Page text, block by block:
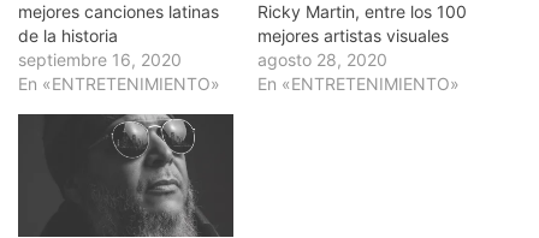
mejores canciones latinas
de la historia
septiembre 16, 2020
En «ENTRETENIMIENTO»
Ricky Martin, entre los 100
mejores artistas visuales
agosto 28, 2020
En «ENTRETENIMIENTO»